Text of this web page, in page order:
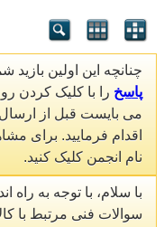
چنانچه این اولین بازید
پاسخ را با کلیک کردن
می بایست قبل از
اقدام فرمایید. برای
نام انجمن کلیک کنید.
با سلام، با توجه به راه
سوالات فنی مرتبط با